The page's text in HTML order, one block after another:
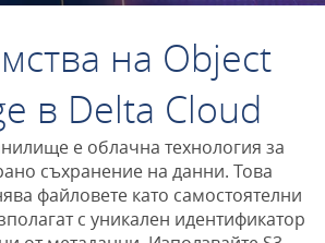
на Object
в Delta Cloud
е облачна технология за
съхранение на данни. Това
файловете като самостоятелни
с уникален идентификатор